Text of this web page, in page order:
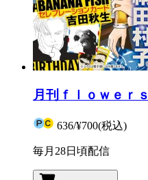
月刊ｆｌｏｗｅｒｓ
636/¥700(税込)
毎月28日頃配信